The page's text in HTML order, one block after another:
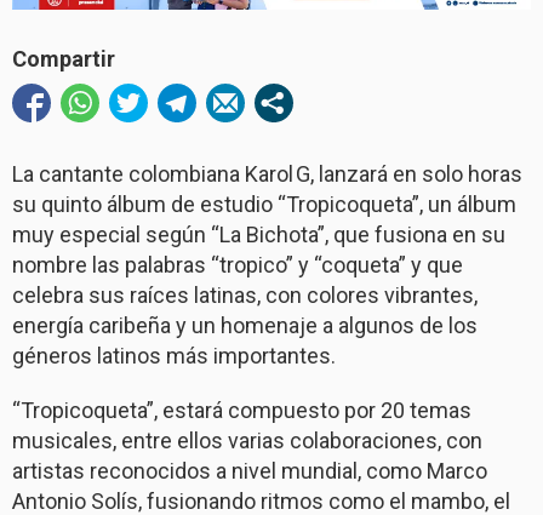
Compartir
La cantante colombiana Karol G, lanzará en solo horas
su quinto álbum de estudio “Tropicoqueta”, un álbum
muy especial según “La Bichota”, que fusiona en su
nombre las palabras “tropico” y “coqueta” y que
celebra sus raíces latinas, con colores vibrantes,
energía caribeña y un homenaje a algunos de los
géneros latinos más importantes.
“Tropicoqueta”, estará compuesto por 20 temas
musicales, entre ellos varias colaboraciones, con
artistas reconocidos a nivel mundial, como Marco
Antonio Solís, fusionando ritmos como el mambo, el